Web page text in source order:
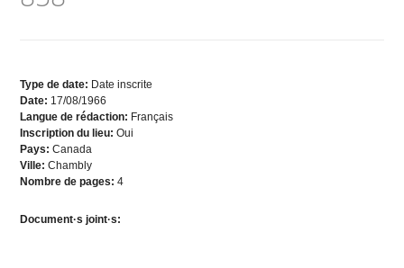
Type de date: Date inscrite
Date: 17/08/1966
Langue de rédaction: Français
Inscription du lieu:Oui
Pays:Canada
Ville:Chambly
Nombre de pages:4
Document·s joint·s: